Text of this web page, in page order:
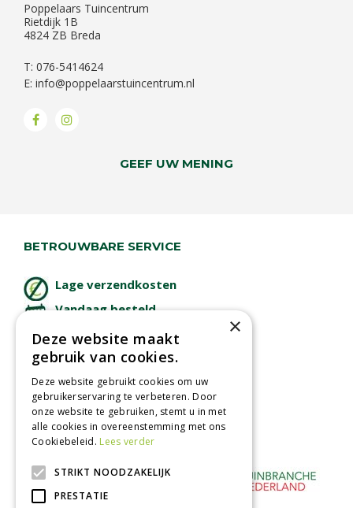
Poppelaars Tuincentrum
Rietdijk 1B
4824 ZB Breda
T: 076-5414624
E: info@poppelaarstuincentrum.nl
GEEF UW MENING
BETROUWBARE SERVICE
Lage verzendkosten
Vandaag besteld
Afhalen in tuincentrum
Betaal veilig
met iDeal - Wero
×
Deze website maakt
gebruik van cookies.
Deze website gebruikt cookies om uw
gebruikerservaring te verbeteren. Door
onze website te gebruiken, stemt u in met
alle cookies in overeenstemming met ons
Cookiebeleid. Lees verder
STRIKT NOODZAKELIJK
PRESTATIE